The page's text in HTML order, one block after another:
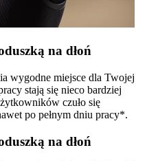
na dłoń
wygodne miejsce dla Twojej
stają się nieco bardziej
czuło się
po pełnym dniu pracy*.
na dłoń